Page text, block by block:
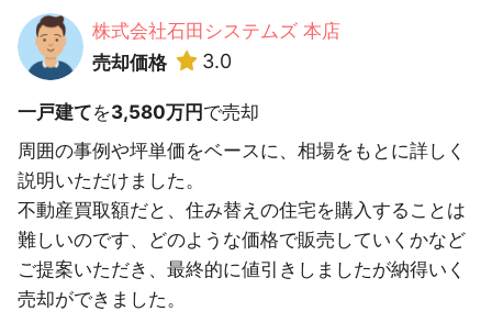
株式会社石田システムズ 本店
売却価格
3.0
一戸建てを3,580万円で売却
周囲の事例や坪単価をベースに、相場をもとに詳しく
説明いただけました。
不動産買取額だと、住み替えの住宅を購入することは
難しいのです、どのような価格で販売していくかなど
ご提案いただき、最終的に値引きしましたが納得いく
売却ができました。